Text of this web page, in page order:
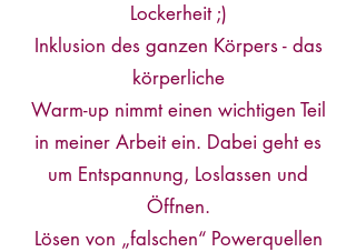
Lockerheit ;)
Inklusion des ganzen Körpers - das
körperliche
Warm-up nimmt einen wichtigen Teil
in meiner Arbeit ein. Dabei geht es
um Entspannung, Loslassen und
Öffnen.
Lösen von „falschen“ Powerquellen